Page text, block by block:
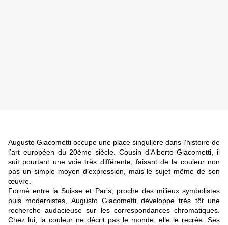
Augusto Giacometti occupe une place singulière dans l’histoire de
l’art européen du 20ème siècle. Cousin d’Alberto Giacometti , il
suit pourtant une voie très différente, faisant de la couleur non
pas un simple moyen d’expression, mais le sujet même de son
œuvre.
Formé entre la Suisse et Paris, proche des milieux symbolistes
puis modernistes, Augusto Giacometti développe très tôt une
recherche audacieuse sur les correspondances chromatiques.
Chez lui, la couleur ne décrit pas le monde, elle le recrée. Ses